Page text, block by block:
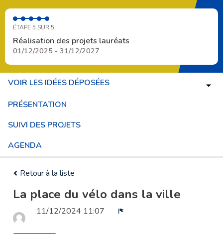
ÉTAPE 5 SUR 5
Réalisation des projets lauréats
01/12/2025 - 31/12/2027
VOIR LES IDÉES DÉPOSÉES
PRÉSENTATION
SUIVI DES PROJETS
AGENDA
Retour à la liste
La place du vélo dans la ville
11/12/2024 11:07